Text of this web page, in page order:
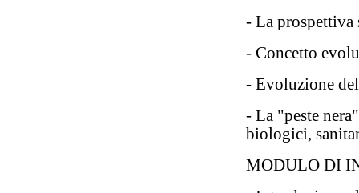
- La prospettiva
- Concetto
- Evoluzione
- La "peste
biologici,
MODULO DI